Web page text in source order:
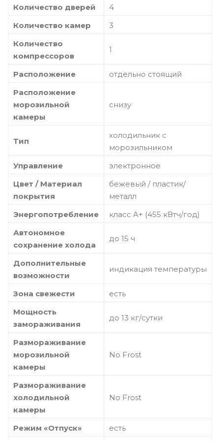
Количество дверей
4
Количество камер
3
Количество
компрессоров
1
Расположение
отдельно стоящий
Расположение
морозильной
камеры
снизу
Тип
холодильник с
морозильником
Управление
электронное
Цвет / Материал
покрытия
бежевый / пластик/
металл
Энергопотребление
класс A+ (455 кВтч/год)
Автономное
сохранение холода
до 15 ч
Дополнительные
возможности
индикация температуры
Зона свежести
есть
Мощность
замораживания
до 13 кг/cутки
Размораживание
морозильной
камеры
No Frost
Размораживание
холодильной
камеры
No Frost
Режим «Отпуск» есть